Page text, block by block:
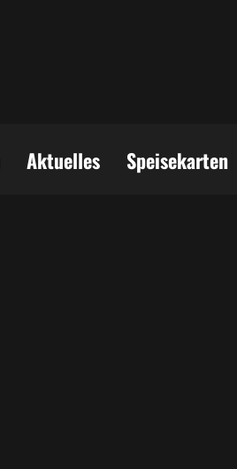
Aktuelles Speisekarten